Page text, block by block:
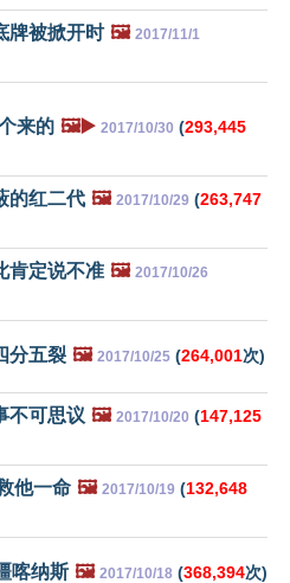
牌被掀开时 🖼️ 2017/11/1
来的 🖼️▶️ 2017/10/30 (293,445
的红二代 🖼️ 2017/10/29 (263,747
肯定说不准 🖼️ 2017/10/26
分五裂 🖼️ 2017/10/25 (264,001次)
不可思议 🖼️ 2017/10/20 (147,125
他一命 🖼️ 2017/10/19 (132,648
喀纳斯 🖼️ 2017/10/18 (368,394次)